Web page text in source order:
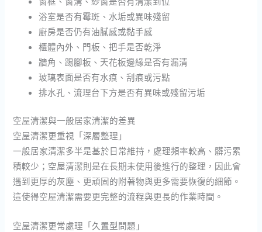
浴室是否有霉斑、水垢或異味殘留
廚房是否仍有油膩感或黏手感
櫃體內外、門板、把手是否乾淨
牆角、踢腳板、天花板邊緣是否有漏清
玻璃表面是否有水痕、刮痕或污點
排水孔、流理台下方是否有異味或殘留污垢
空屋清潔與一般居家清潔的差異
空屋清潔更重視「深層整理」
一般居家清潔多半是基於日常維持，處理頻率較高、髒污累
積較少；空屋清潔則是在長期未使用後進行的整理，因此會
遇到更厚的灰塵、更頑固的附著物與更多需要恢復的細節。
這使得空屋清潔需要更完整的流程與更長的作業時間。
空屋清潔更常處理「久置型問題」